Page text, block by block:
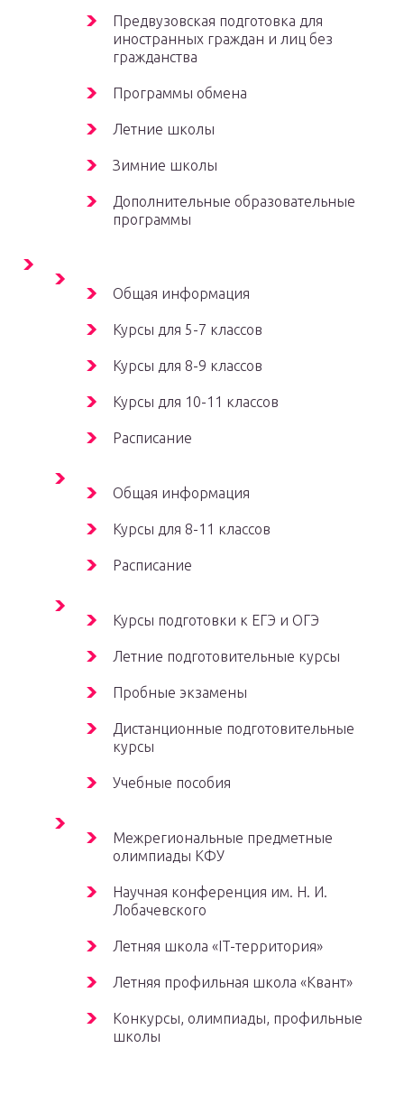
Предвузовская подготовка для
иностранных граждан и лиц без
гражданства
Программы обмена
Летние школы
Зимние школы
Дополнительные образовательные
программы
Общая информация
Курсы для 5-7 классов
Курсы для 8-9 классов
Курсы для 10-11 классов
Расписание
Общая информация
Курсы для 8-11 классов
Расписание
Курсы подготовки к ЕГЭ и ОГЭ
Летние подготовительные курсы
Пробные экзамены
Дистанционные подготовительные
курсы
Учебные пособия
Межрегиональные предметные
олимпиады КФУ
Научная конференция им. Н. И.
Лобачевского
Летняя школа «IT-территория»
Летняя профильная школа «Квант»
Конкурсы, олимпиады, профильные
школы